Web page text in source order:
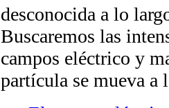
desconocida a lo
Buscaremos las
campos eléctrico y
partícula se mueva a